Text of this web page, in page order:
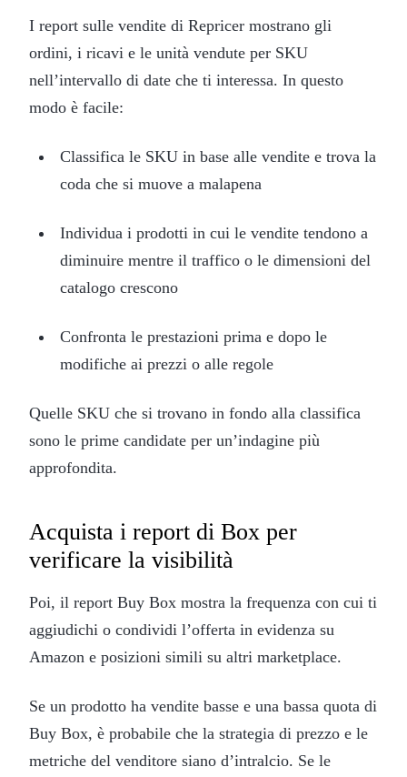
I report sulle vendite di Repricer mostrano gli
ordini, i ricavi e le unità vendute per SKU
nell’intervallo di date che ti interessa. In questo
modo è facile:
Classifica le SKU in base alle vendite e trova la
coda che si muove a malapena
Individua i prodotti in cui le vendite tendono a
diminuire mentre il traffico o le dimensioni del
catalogo crescono
Confronta le prestazioni prima e dopo le
modifiche ai prezzi o alle regole
Quelle SKU che si trovano in fondo alla classifica
sono le prime candidate per un’indagine più
approfondita.
Acquista i report di Box per
verificare la visibilità
Poi, il report Buy Box mostra la frequenza con cui ti
aggiudichi o condividi l’offerta in evidenza su
Amazon e posizioni simili su altri marketplace.
Se un prodotto ha vendite basse e una bassa quota di
Buy Box, è probabile che la strategia di prezzo e le
metriche del venditore siano d’intralcio. Se le